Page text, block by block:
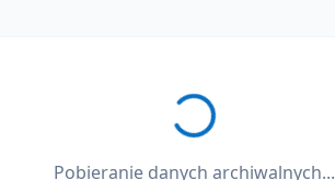
Pobieranie danych archiwalnych...